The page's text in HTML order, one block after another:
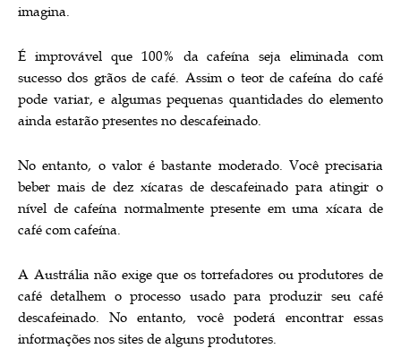
imagina.
É improvável que 100% da cafeína seja eliminada com
sucesso dos grãos de café. Assim o teor de cafeína do café
pode variar, e algumas pequenas quantidades do elemento
ainda estarão presentes no descafeinado.
No entanto, o valor é bastante moderado. Você precisaria
beber mais de dez xícaras de descafeinado para atingir o
nível de cafeína normalmente presente em uma xícara de
café com cafeína.
A Austrália não exige que os torrefadores ou produtores de
café detalhem o processo usado para produzir seu café
descafeinado. No entanto, você poderá encontrar essas
informações nos sites de alguns produtores.